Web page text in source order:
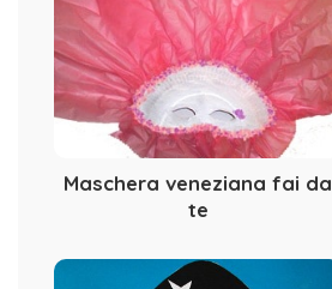
Maschera veneziana fai da
te